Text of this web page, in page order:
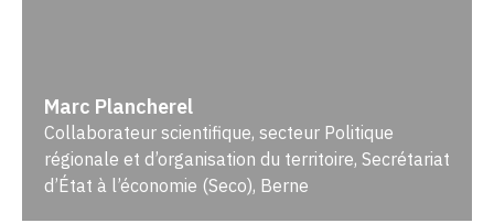
Marc Plancherel
Collaborateur scientifique, secteur Politique
régionale et d’organisation du territoire, Secrétariat
d’État à l’économie (Seco), Berne